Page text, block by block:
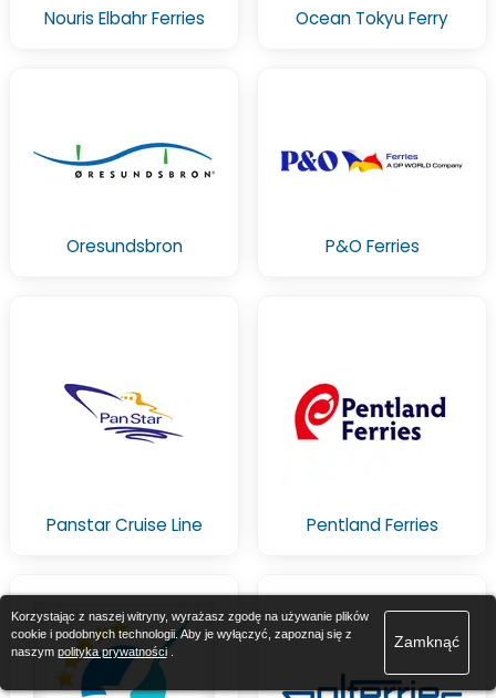
Nouris Elbahr Ferries Ocean Tokyu Ferry
Oresundsbron P&O Ferries
Panstar Cruise Line Pentland Ferries
Korzystając z naszej witryny, wyrażasz zgodę na używanie plików
cookie i podobnych technologii. Aby je wyłączyć, zapoznaj się z
naszym polityka prywatności.
Zamknąć